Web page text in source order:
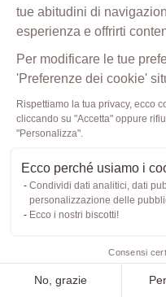
tue abitudini di
esperienza e offrirti
Per modificare le tue
'Preferenze dei cookie'
Rispettiamo la tua privacy, ecco
cliccando su "Accetta" oppure
"Personalizza".
Ecco perché usiamo i
Condividi dati analitici, dati
personalizzazione delle
Ecco i nostri biscotti!
Consensi
No, grazie
o
Risorse